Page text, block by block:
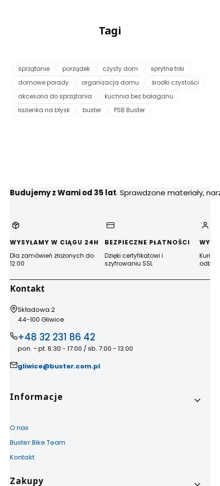
Tagi
sprzątanie porządek czysty dom
sprytne triki
domowe porady
organizacja domu
środki czystości
akcesoria do sprzątania
kuchnia bez bałaganu
łazienka na błysk
buster PSB Buster
Budujemy z Wami od 35 lat. Sprawdzone materiały,
WYSYŁAMY W CIĄGU 24H
Dla zamówień złożonych do
12:00
BEZPIECZNE PŁATNOŚCI
Dzięki certyfikatowi i
szyfrowaniu SSL
Kontakt
Adres:
Składowa 2
44-100 Gliwice
+48 32 231 86 42
pon. - pt. 6:30 - 17:00 / sb. 7:00 - 13:00
gliwice@buster.com.pl
Linki w stopce
Informacje
O nas
Buster Bike Team
Kontakt
Zakupy